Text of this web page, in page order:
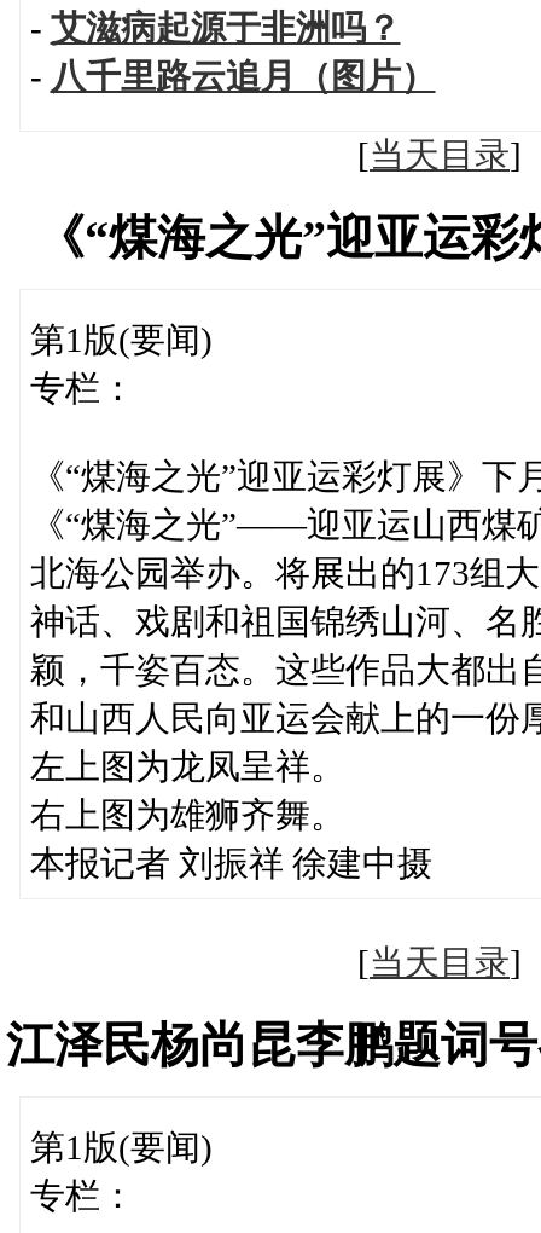
- 艾滋病起源于非洲吗？
- 八千里路云追月（图片）
[当天目录
《“煤海之光”迎亚运
第1版(要闻)
专栏：
《“煤海之光”迎亚运彩灯展》下
《“煤海之光”——迎亚运山西煤
北海公园举办。将展出的173组
神话、戏剧和祖国锦绣山河、名
颖，千姿百态。这些作品大都出
和山西人民向亚运会献上的一份
左上图为龙凤呈祥。
右上图为雄狮齐舞。
本报记者 刘振祥 徐建中摄
[当天目录
江泽民杨尚昆李鹏题词
第1版(要闻)
专栏：